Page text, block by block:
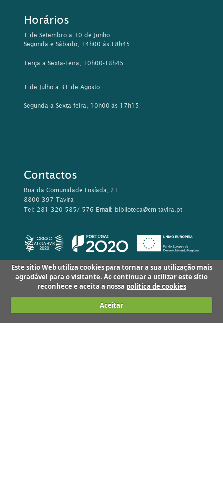
Horários
1 de Setembro a 30 de Junho
Segunda e Sábado, 14h00 às 18h45
Terça a Sexta-Feira, 10h00-18h45
1 de Julho a 31 de Agosto
Segunda a Sexta-feira, 10h00 às 17h15
Contactos
Rua da Comunidade Lusíada, 21
8800-397 Tavira
Tel: 281 320 585/ 576 Email: biblioteca@cm-tavira.pt
Este sítio Web utiliza cookies para tornar a sua utilização mais
agradável para o visitante. Ao continuar a utilizar este sítio
reconhece e aceita a nossa política de cookies
Aceitar